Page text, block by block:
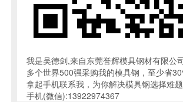
我是吴德剑,来自东莞誉辉模具钢材有限公司
多个世界500强采购我的模具钢，至少省
拿起手机联系我，为你解决模具钢选择难题
手机(微信):13922974367